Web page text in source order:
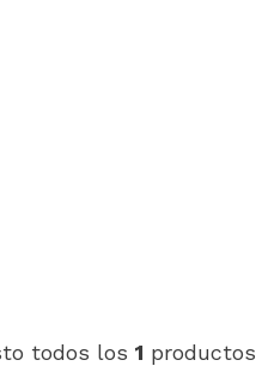
todos los1 productos